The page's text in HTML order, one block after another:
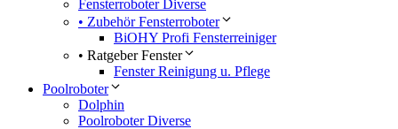
Fensterroboter Diverse
• Zubehör Fensterroboter
BiOHY Profi Fensterreiniger
• Ratgeber Fenster
Fenster Reinigung u. Pflege
Poolroboter
Dolphin
Poolroboter Diverse